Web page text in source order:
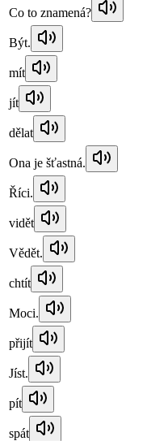
Co to znamená?
Být.
mít
jít
dělat
Ona je šťastná.
Říci.
vidět
Vědět.
chtít
Moci.
přijít
Jíst.
pít
spát